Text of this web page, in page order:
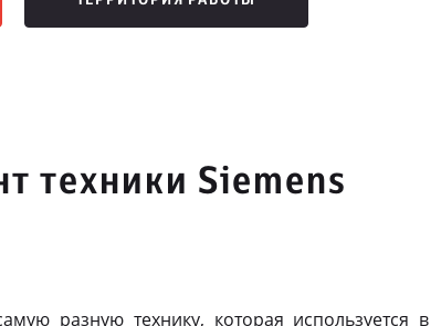
техники Siemens
разную технику, которая используется в